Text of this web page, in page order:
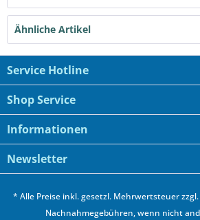
Ähnliche Artikel
Service Hotline
Shop Service
Informationen
Newsletter
* Alle Preise inkl. gesetzl. Mehrwertsteuer zzgl.
Nachnahmegebühren, wenn nicht